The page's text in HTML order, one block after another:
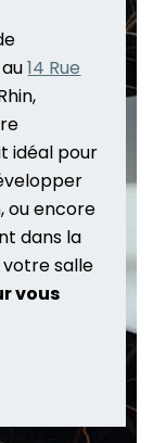
au14 Rue
idéal pour
ou encore
dans la
salle
vous